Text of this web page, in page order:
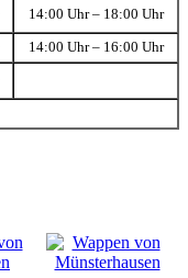
14:00 Uhr – 18:00 Uhr
14:00 Uhr – 16:00 Uhr